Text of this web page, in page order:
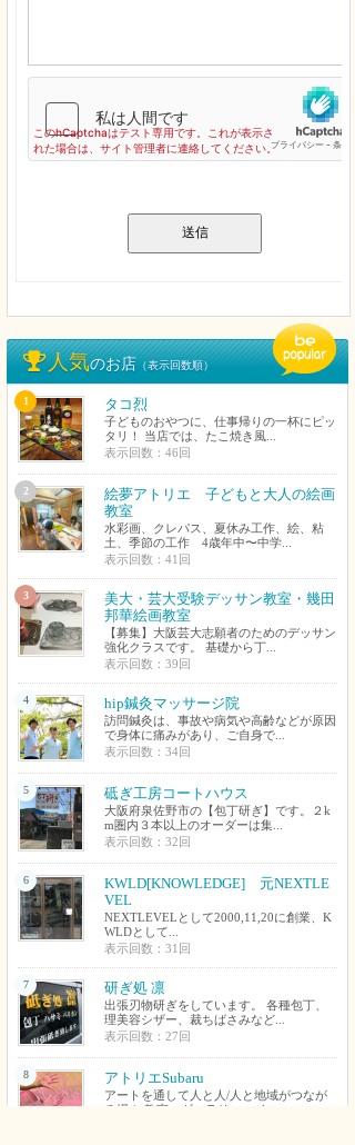
送信
人気のお店 （表示回数順）
1 タコ烈
子どものおやつに、仕事帰りの一杯にピッ
タリ！ 当店では、たこ焼き風...
表示回数：46回
2
絵夢アトリエ 子どもと大人の絵画
教室
水彩画、クレパス、夏休み工作、絵、粘
土、季節の工作 4歳年中〜中学...
表示回数：41回
3
美大・芸大受験デッサン教室・幾田
邦華絵画教室
【募集】大阪芸大志願者のためのデッサン
強化クラスです。 基礎から丁...
表示回数：39回
4 hip鍼灸マッサージ院
訪問鍼灸は、事故や病気や高齢などが原因
で身体に痛みがあり、ご自身で...
表示回数：34回
5 砥ぎ工房コートハウス
大阪府泉佐野市の【包丁研ぎ】です。２k
m圏内３本以上のオーダーは集...
表示回数：32回
6
KWLD[KNOWLEDGE] 元NEXTLE
VEL
NEXTLEVELとして2000,11,20に創業、K
WLDとして...
表示回数：31回
7 研ぎ処 凛
出張刃物研ぎをしています。 各種包丁、
理美容シザー、裁ちばさみなど...
表示回数：27回
8 アトリエSubaru
アートを通して人と人/人と地域がつなが
る場！ 教室・ギャラリー・イ...